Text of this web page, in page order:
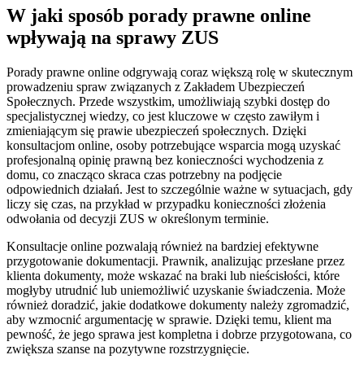
W jaki sposób porady prawne online
wpływają na sprawy ZUS
Porady prawne online odgrywają coraz większą rolę w skutecznym
prowadzeniu spraw związanych z Zakładem Ubezpieczeń
Społecznych. Przede wszystkim, umożliwiają szybki dostęp do
specjalistycznej wiedzy, co jest kluczowe w często zawiłym i
zmieniającym się prawie ubezpieczeń społecznych. Dzięki
konsultacjom online, osoby potrzebujące wsparcia mogą uzyskać
profesjonalną opinię prawną bez konieczności wychodzenia z
domu, co znacząco skraca czas potrzebny na podjęcie
odpowiednich działań. Jest to szczególnie ważne w sytuacjach, gdy
liczy się czas, na przykład w przypadku konieczności złożenia
odwołania od decyzji ZUS w określonym terminie.
Konsultacje online pozwalają również na bardziej efektywne
przygotowanie dokumentacji. Prawnik, analizując przesłane przez
klienta dokumenty, może wskazać na braki lub nieścisłości, które
mogłyby utrudnić lub uniemożliwić uzyskanie świadczenia. Może
również doradzić, jakie dodatkowe dokumenty należy zgromadzić,
aby wzmocnić argumentację w sprawie. Dzięki temu, klient ma
pewność, że jego sprawa jest kompletna i dobrze przygotowana, co
zwiększa szanse na pozytywne rozstrzygnięcie.